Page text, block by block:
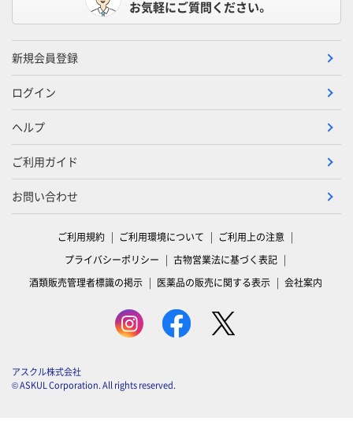
お気軽にご質問ください。
新規会員登録
ログイン
ヘルプ
ご利用ガイド
お問い合わせ
ご利用規約 ご利用環境について
ご利用上の注意
プライバシーポリシー
古物営業法に基づく表記
酒類販売管理者標識の掲示
医薬品の販売に関する表示 会社案内
アスクル株式会社
© ASKUL Corporation. All rights reserved.